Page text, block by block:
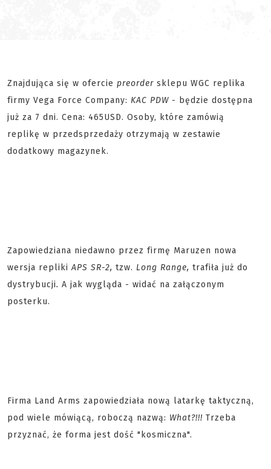
Znajdująca się w ofercie preorder sklepu WGC replika
firmy Vega Force Company: KAC PDW - będzie dostępna
już za 7 dni. Cena: 465USD. Osoby, które zamówią
replikę w przedsprzedaży otrzymają w zestawie
dodatkowy magazynek.
Zapowiedziana niedawno przez firmę Maruzen nowa
wersja replikiAPS SR-2, tzw. Long Range, trafiła już do
dystrybucji. A jak wygląda - widać na załączonym
posterku.
Firma Land Arms zapowiedziała nową latarkę taktyczną,
pod wiele mówiącą, roboczą nazwą: What?!!! Trzeba
przyznać, że forma jest dość "kosmiczna".